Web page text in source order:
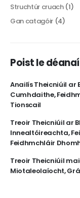
Struchtúr cruach(1)
Gan catagóir (4)
Poist le déanaí
Anailís Theicniúil ar
Cumhdaithe,
Tionscail
Treoir Theicniúil ar
Innealtóireachta,
Feidhmchláir
Treoir Theicniúil
Miotaleolaíocht,